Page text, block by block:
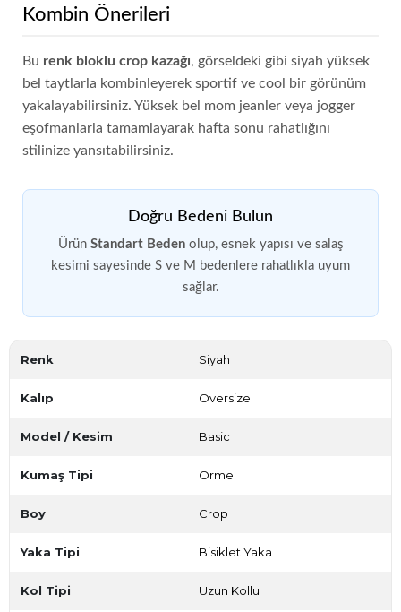
Kombin Önerileri
Bu renk bloklu crop kazağı, görseldeki gibi siyah yüksek
bel taytlarla kombinleyerek sportif ve cool bir görünüm
yakalayabilirsiniz. Yüksek bel mom jeanler veya jogger
eşofmanlarla tamamlayarak hafta sonu rahatlığını
stilinize yansıtabilirsiniz.
Doğru Bedeni Bulun
Ürün Standart Bedenolup, esnek yapısı ve salaş
kesimi sayesinde S ve M bedenlere rahatlıkla uyum
sağlar.
Renk Siyah
Kalıp Oversize
Model / Kesim Basic
Kumaş Tipi Örme
Boy Crop
Yaka Tipi Bisiklet Yaka
Kol Tipi Uzun Kollu